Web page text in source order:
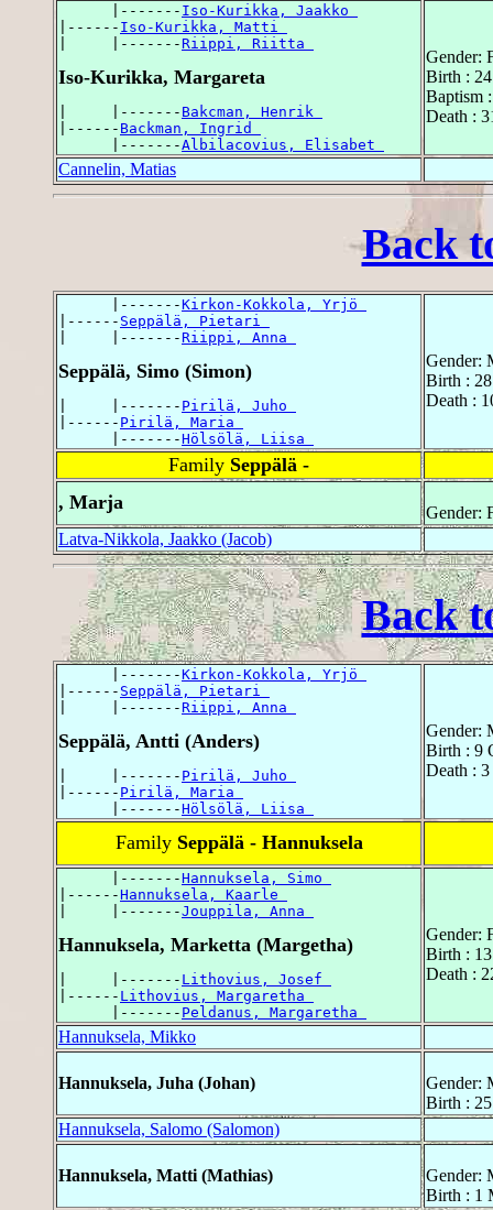
      |-------
Iso-Kurikka, Jaakko
|------ Iso-Kurikka, Matti
|     |-------Riippi, Riitta
Iso-Kurikka, Margareta
|     |------- Bakcman, Henrik
|------ Backman, Ingrid
      |-------
Albilacovius, Elisabet
Gender:
Birth :
Baptism
Death :
Cannelin, Matias
Back
      |-------
Kirkon-Kokkola, Yrjö
|------ Seppälä, Pietari
|     |-------Riippi, Anna
Seppälä, Simo (Simon)
|     |------- Pirilä, Juho
|------ Pirilä, Maria
      |-------
Hölsölä, Liisa
Gender:
Birth :
Death :
Family Seppälä -
, Marja
Gender:
Latva-Nikkola, Jaakko (Jacob)
Back
      |-------
Kirkon-Kokkola, Yrjö
|------ Seppälä, Pietari
|     |-------Riippi, Anna
Seppälä, Antti (Anders)
|     |------- Pirilä, Juho
|------ Pirilä, Maria
      |-------
Hölsölä, Liisa
Gender:
Birth : 9
Death :
Family Seppälä - Hannuksela
      |-------
Hannuksela, Simo
|------Hannuksela, Kaarle
|     |-------Jouppila, Anna
Hannuksela, Marketta (Margetha)
|     |------- Lithovius, Josef
|------ Lithovius, Margaretha
      |-------
Peldanus, Margaretha
Gender:
Birth :
Death :
Hannuksela, Mikko
Hannuksela, Juha (Johan)
Gender:
Birth :
Hannuksela, Salomo (Salomon)
Hannuksela, Matti (Mathias)
Gender:
Birth : 1